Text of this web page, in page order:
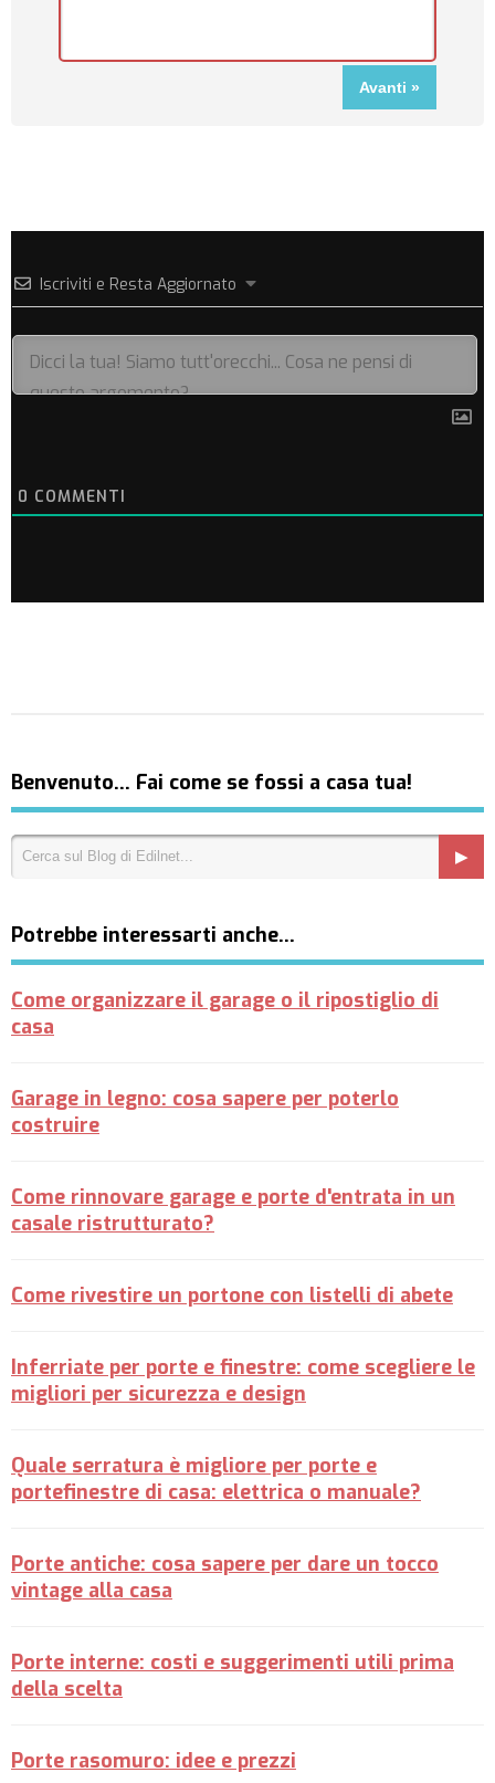
Iscriviti e Resta Aggiornato
0 COMMENTI
Benvenuto… Fai come se fossi a casa tua!
Potrebbe interessarti anche…
Come organizzare il garage o il ripostiglio di
casa
Garage in legno: cosa sapere per poterlo
costruire
Come rinnovare garage e porte d'entrata in un
casale ristrutturato?
Come rivestire un portone con listelli di abete
Inferriate per porte e finestre: come scegliere le
migliori per sicurezza e design
Quale serratura è migliore per porte e
portefinestre di casa: elettrica o manuale?
Porte antiche: cosa sapere per dare un tocco
vintage alla casa
Porte interne: costi e suggerimenti utili prima
della scelta
Porte rasomuro: idee e prezzi